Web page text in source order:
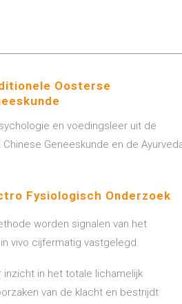
Oosterse
en voedingsleer uit de
Geneeskunde en de
Fysiologisch Onderzoek
worden signalen van het
vivo cijfermatig vastgelegd.
in het totale lichamelijk
van de klacht en bestrijdt